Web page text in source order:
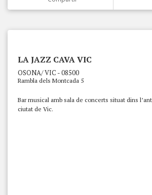
LA JAZZ CAVA VIC
OSONA/ VIC - 08500
Rambla dels Montcada 5
Bar musical amb sala de concerts situat dins
ciutat de Vic.